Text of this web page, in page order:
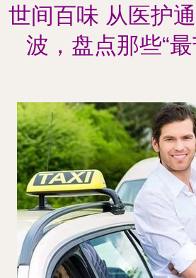
世间百味 从医护
波，盘点那些“